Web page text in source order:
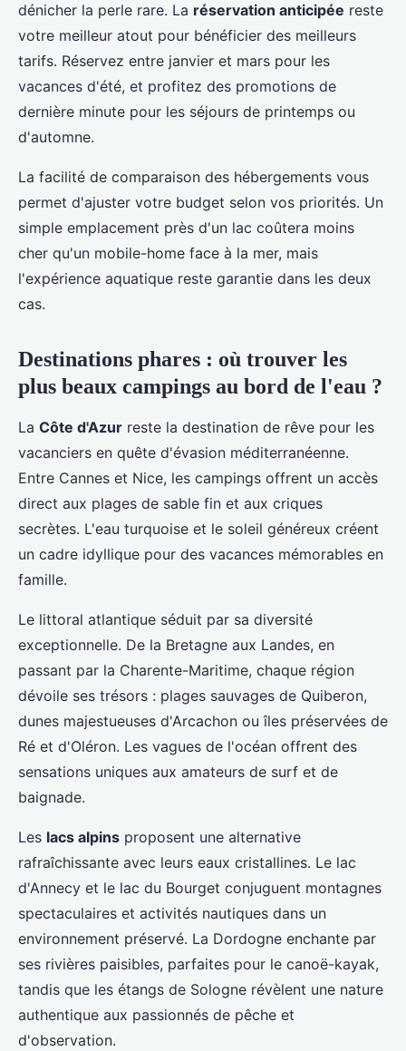
dénicher la perle rare. La réservation anticipée reste
votre meilleur atout pour bénéficier des meilleurs
tarifs. Réservez entre janvier et mars pour les
vacances d'été, et profitez des promotions de
dernière minute pour les séjours de printemps ou
d'automne.
La facilité de comparaison des hébergements vous
permet d'ajuster votre budget selon vos priorités. Un
simple emplacement près d'un lac coûtera moins
cher qu'un mobile-home face à la mer, mais
l'expérience aquatique reste garantie dans les deux
cas.
Destinations phares : où trouver les
plus beaux campings au bord de l'eau ?
La Côte d'Azur reste la destination de rêve pour les
vacanciers en quête d'évasion méditerranéenne.
Entre Cannes et Nice, les campings offrent un accès
direct aux plages de sable fin et aux criques
secrètes. L'eau turquoise et le soleil généreux créent
un cadre idyllique pour des vacances mémorables en
famille.
Le littoral atlantique séduit par sa diversité
exceptionnelle. De la Bretagne aux Landes, en
passant par la Charente-Maritime, chaque région
dévoile ses trésors : plages sauvages de Quiberon,
dunes majestueuses d'Arcachon ou îles préservées de
Ré et d'Oléron. Les vagues de l'océan offrent des
sensations uniques aux amateurs de surf et de
baignade.
Les lacs alpins proposent une alternative
rafraîchissante avec leurs eaux cristallines. Le lac
d'Annecy et le lac du Bourget conjuguent montagnes
spectaculaires et activités nautiques dans un
environnement préservé. La Dordogne enchante par
ses rivières paisibles, parfaites pour le canoë-kayak,
tandis que les étangs de Sologne révèlent une nature
authentique aux passionnés de pêche et
d'observation.